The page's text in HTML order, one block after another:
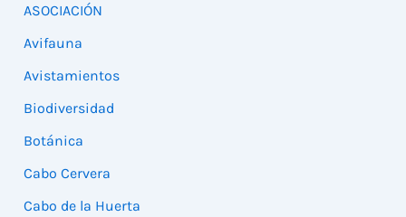
ASOCIACIÓN
Avifauna
Avistamientos
Biodiversidad
Botánica
Cabo Cervera
Cabo de la Huerta